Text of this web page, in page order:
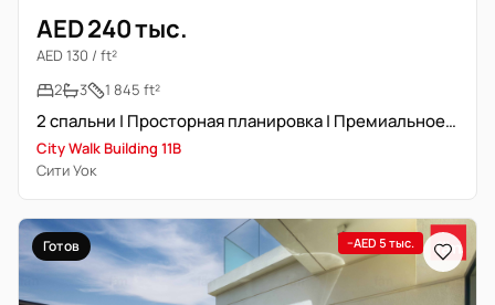
AED 240 тыс.
AED 130 / ft²
2
3 1 845 ft²
2 спальни | Просторная планировка | Премиальное расположение
City Walk Building 11B
Сити Уок
Готов −AED 5 тыс.